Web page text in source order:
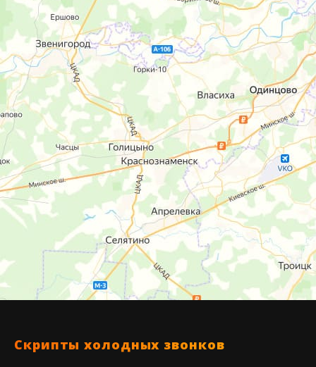
Скрипты холодных звонков